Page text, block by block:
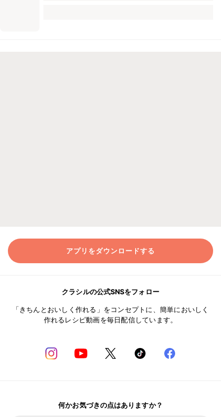
アプリをダウンロードする
クラシルの公式SNSをフォロー
「きちんとおいしく作れる」をコンセプトに、簡単においしく
作れるレシピ動画を毎日配信しています。
何かお気づきの点はありますか？